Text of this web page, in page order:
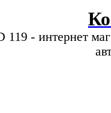
- интернет